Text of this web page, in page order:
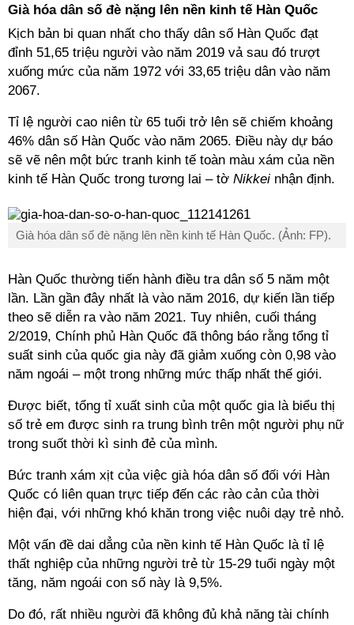
Già hóa dân số đè nặng lên nền kinh tế Hàn Quốc
Kịch bản bi quan nhất cho thấy dân số Hàn Quốc đạt
đỉnh 51,65 triệu người vào năm 2019 vả sau đó trượt
xuống mức của năm 1972 với 33,65 triệu dân vào năm
2067.
Tỉ lệ người cao niên từ 65 tuổi trở lên sẽ chiếm khoảng
46% dân số Hàn Quốc vào năm 2065. Điều này dự báo
sẽ vẽ nên một bức tranh kinh tế toàn màu xám của nền
kinh tế Hàn Quốc trong tương lai – tờ Nikkei nhận định.
Già hóa dân số đè nặng lên nền kinh tế Hàn Quốc. (Ảnh: FP).
Hàn Quốc thường tiến hành điều tra dân số 5 năm một
lần. Lần gần đây nhất là vào năm 2016, dự kiến lần tiếp
theo sẽ diễn ra vào năm 2021. Tuy nhiên, cuối tháng
2/2019, Chính phủ Hàn Quốc đã thông báo rằng tổng tỉ
suất sinh của quốc gia này đã giảm xuống còn 0,98 vào
năm ngoái – một trong những mức thấp nhất thế giới.
Được biết, tổng tỉ xuất sinh của một quốc gia là biểu thị
số trẻ em được sinh ra trung bình trên một người phụ nữ
trong suốt thời kì sinh đẻ của mình.
Bức tranh xám xịt của việc già hóa dân số đối với Hàn
Quốc có liên quan trực tiếp đến các rào cản của thời
hiện đại, với những khó khăn trong việc nuôi dạy trẻ nhỏ.
Một vấn đề dai dẳng của nền kinh tế Hàn Quốc là tỉ lệ
thất nghiệp của những người trẻ từ 15-29 tuổi ngày một
tăng, năm ngoái con số này là 9,5%.
Do đó, rất nhiều người đã không đủ khả năng tài chính